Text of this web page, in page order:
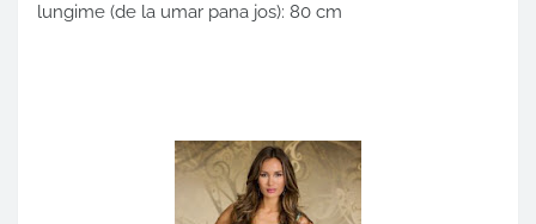
lungime (de la umar pana jos): 80 cm